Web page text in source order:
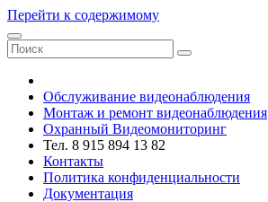
Перейти к содержимому
Обслуживание видеонаблюдения
Монтаж и ремонт видеонаблюдения
Охранный Видеомониторинг
Тел. 8 915 894 13 82
Контакты
Политика конфиденциальности
Документация